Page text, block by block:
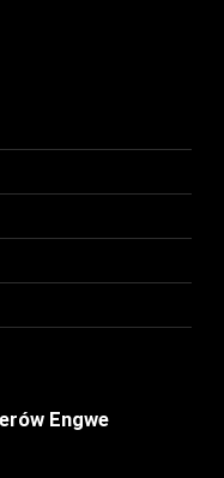
Engwe